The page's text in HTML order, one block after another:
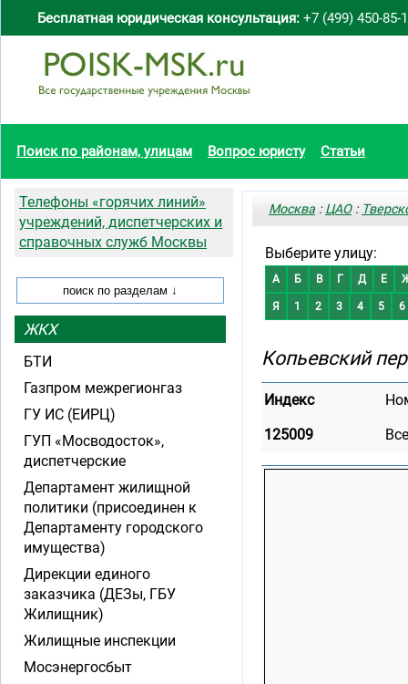
Бесплатная юридическая консультация: +7 (499) 450-85-
Поиск по районам, улицам Вопрос юристу Статьи
Москва :ЦАО:
Выберите улицу:
А Б В Г Д Е
Я 1 2 3 4 5 6
Копьевский
Индекс
125009
Телефоны «горячих линий»
учреждений, диспетчерских и
справочных служб Москвы
ЖКХ
БТИ
Газпром межрегионгаз
ГУ ИС (ЕИРЦ)
ГУП «Мосводосток»,
диспетчерские
Департамент жилищной
политики (присоединен к
Департаменту городского
имущества)
Дирекции единого
заказчика (ДЕЗы, ГБУ
Жилищник)
Жилищные инспекции
Мосэнергосбыт